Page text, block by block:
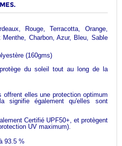
Rouge, Terracotta, Orange,
Charbon, Azur, Bleu, Sable
(160gms)
du soleil tout au long de la
offrent elles une protection optimum
signifie également qu'elles sont
Certifié UPF50+, et protègent
UV maximum).
93.5 %